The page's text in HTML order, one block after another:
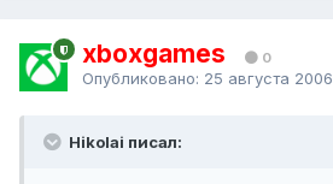
xboxgames 0
Опубликовано: 25 августа 2006
Hikolai писал: